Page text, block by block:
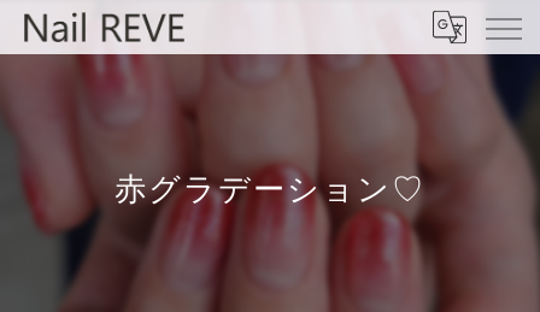
赤グラデーション♡